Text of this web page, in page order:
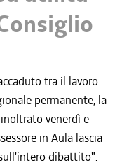
tra il lavoro
permanente, la
venerdì e
in Aula lascia
dibattito".